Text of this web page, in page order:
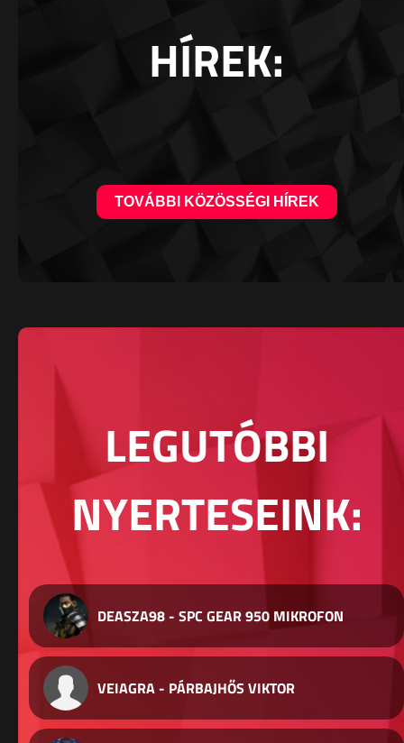
HÍREK:
TOVÁBBI KÖZÖSSÉGI HÍREK
LEGUTÓBBI
NYERTESEINK:
DEASZA98 - SPC GEAR 950 MIKROFON
VEIAGRA - PÁRBAJHŐS VIKTOR